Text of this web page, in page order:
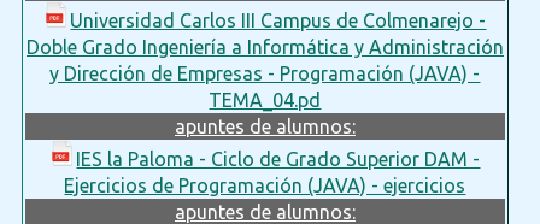
Universidad Carlos III Campus de Colmenarejo -
Doble Grado Ingeniería a Informática y Administración
y Dirección de Empresas - Programación (JAVA) -
TEMA_04.pd
apuntes de alumnos:
IES la Paloma - Ciclo de Grado Superior DAM -
Ejercicios de Programación (JAVA) - ejercicios
apuntes de alumnos: